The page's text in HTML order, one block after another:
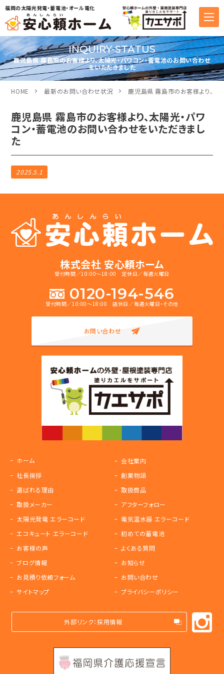
福岡の太陽光発電・蓄電池・オール電化
INQUIRY-STATUS
鹿児島県 霧島市のお客様より、太陽光・パワコン・蓄電池のお問い合わせ
をいただきました
HOME 最新のお問い合わせ状況 鹿児島県 霧島市のお客様より、太
鹿児島県 霧島市のお客様より、太陽光・パワ
コン・蓄電池のお問い合わせをいただきまし
た
2025.5.1
株式会社 安心頼ホーム
受付時間／10:00～18:00 定休日／毎週火曜日
0120-194-546
受付時間／10:00～18:00 店休日／毎週火曜日・その他
お問い合わせ
ホーム
会社案内
社長挨拶
創業物語
選ばれる理由
取扱商品
取扱メーカー
アフターフォロー
太陽光発電 エラーコード
電気温水器 エラーコード
エコキュート エラーコード
初めての蓄電池
お客様の声
よくある質問
ブログ情報
お知らせ
お見積り依頼フォーム
お問い合わせ
サイトマップ
プライバシーポリシー
外部リンク：採用情報